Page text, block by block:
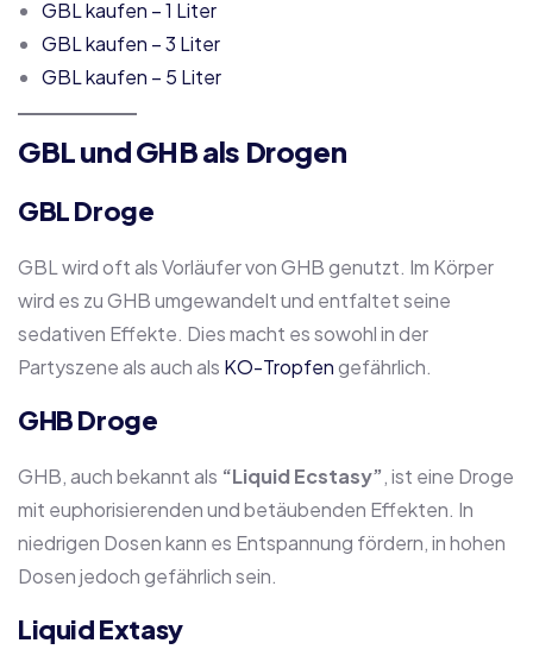
GBL kaufen – 1 Liter
GBL kaufen – 3 Liter
GBL kaufen – 5 Liter
GBL und GHB als Drogen
GBL Droge
GBL wird oft als Vorläufer von GHB genutzt. Im Körper
wird es zu GHB umgewandelt und entfaltet seine
sedativen Effekte. Dies macht es sowohl in der
Partyszene als auch als KO-Tropfengefährlich.
GHB Droge
GHB, auch bekannt als “Liquid Ecstasy”, ist eine Droge
mit euphorisierenden und betäubenden Effekten. In
niedrigen Dosen kann es Entspannung fördern, in hohen
Dosen jedoch gefährlich sein.
Liquid Extasy